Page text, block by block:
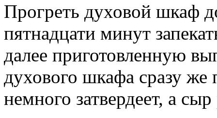
Прогреть духовой шкаф
пятнадцати минут
далее приготовленную
духового шкафа сразу же
немного затвердеет, а